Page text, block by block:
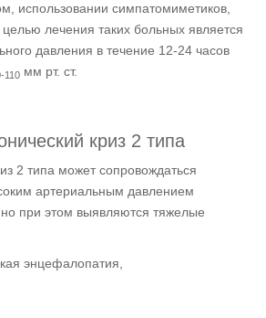
использовании симпатомиметиков,
лечения таких больных является
давления в течение 12-24 часов
110 мм рт. ст.
криз 2 типа
2 типа может сопровождаться
артериальным давлением
при этом выявляются тяжелые
энцефалопатия,